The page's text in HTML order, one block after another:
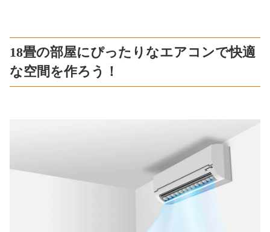
18畳の部屋にぴったりなエアコンで快適
な空間を作ろう！